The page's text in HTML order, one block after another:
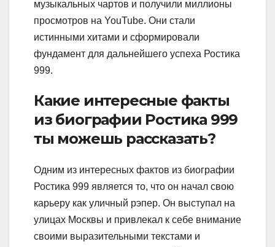
музыкальных чартов и получили миллионы
просмотров на YouTube. Они стали
истинными хитами и сформировали
фундамент для дальнейшего успеха Ростика
999.
Какие интересные факты
из биографии Ростика 999
ты можешь рассказать?
Одним из интересных фактов из биографии
Ростика 999 является то, что он начал свою
карьеру как уличный рэпер. Он выступал на
улицах Москвы и привлекал к себе внимание
своими выразительными текстами и